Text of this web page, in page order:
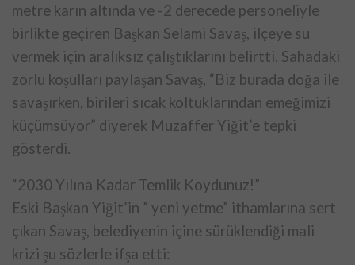
metre karın altında ve -2 derecede personeliyle
birlikte geçiren Başkan Selami Savaş, ilçeye su
vermek için aralıksız çalıştıklarını belirtti. Sahadaki
zorlu koşulları paylaşan Savaş, “Biz burada doğa ile
savaşırken, birileri sıcak koltuklarından emeğimizi
küçümsüyor” diyerek Muzaffer Yiğit’e tepki
gösterdi.
“2030 Yılına Kadar Temlik Koydunuz!”
Eski Başkan Yiğit’in ” yeni yetme” ithamlarına sert
çıkan Savaş, belediyenin içine sürüklendiği mali
krizi şu sözlerle ifşa etti: